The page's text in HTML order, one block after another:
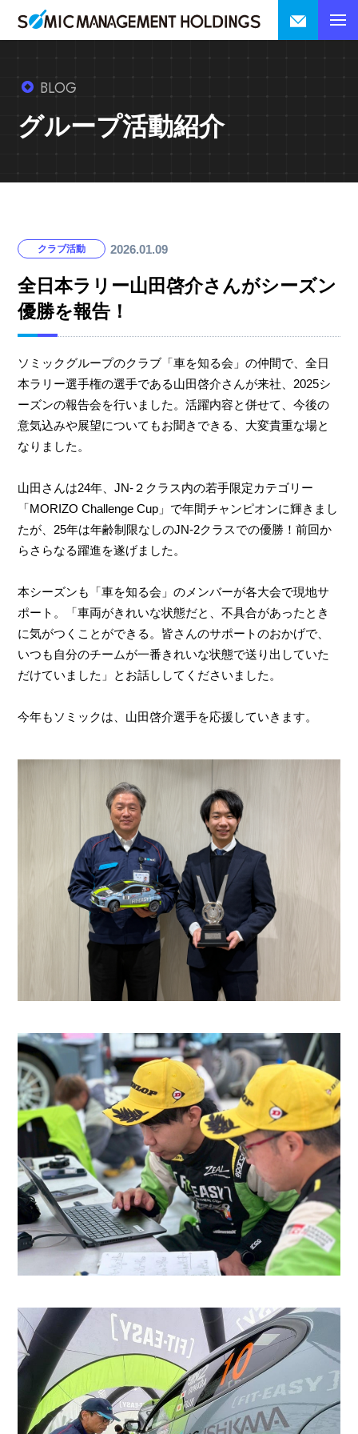
BLOG
グループ活動紹介
クラブ活動 2026.01.09
全日本ラリー山田啓介さんがシーズン
優勝を報告！
ソミックグループのクラブ「車を知る会」の仲間で、全日
本ラリー選手権の選手である山田啓介さんが来社、2025シ
ーズンの報告会を行いました。活躍内容と併せて、今後の
意気込みや展望についてもお聞きできる、大変貴重な場と
なりました。
山田さんは24年、JN-２クラス内の若手限定カテゴリー
「MORIZO Challenge Cup」で年間チャンピオンに輝きまし
たが、25年は年齢制限なしのJN-2クラスでの優勝！前回か
らさらなる躍進を遂げました。
本シーズンも「車を知る会」のメンバーが各大会で現地サ
ポート。「車両がきれいな状態だと、不具合があったとき
に気がつくことができる。皆さんのサポートのおかげで、
いつも自分のチームが一番きれいな状態で送り出していた
だけていました」とお話ししてくださいました。
今年もソミックは、山田啓介選手を応援していきます。